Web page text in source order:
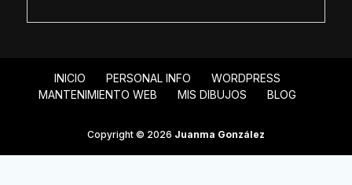
INICIO PERSONAL INFO
WORDPRESS
MANTENIMIENTO WEB
MIS DIBUJOS BLOG
Copyright © 2026 Juanma González